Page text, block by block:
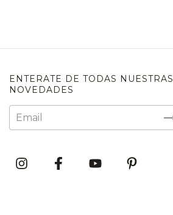
ENTERATE DE TODAS NUESTRAS
NOVEDADES